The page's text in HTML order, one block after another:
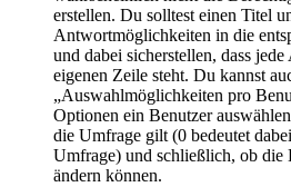
erstellen. Du solltest einen Titel
Antwortmöglichkeiten in die
und dabei sicherstellen, dass
eigenen Zeile steht. Du kannst
„Auswahlmöglichkeiten pro
Optionen ein Benutzer
die Umfrage gilt (0 bedeutet
Umfrage) und schließlich, ob die
ändern können.